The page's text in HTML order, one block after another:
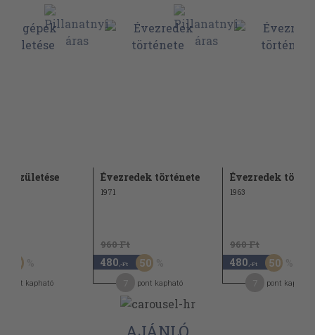
születése
50
pont kapható
Évezredek története
1971
960 Ft
480 ,-Ft 50
pont kapható
Évezredek
1963
960 Ft
480 ,-Ft 50
pont kapható
AJÁNLÓ